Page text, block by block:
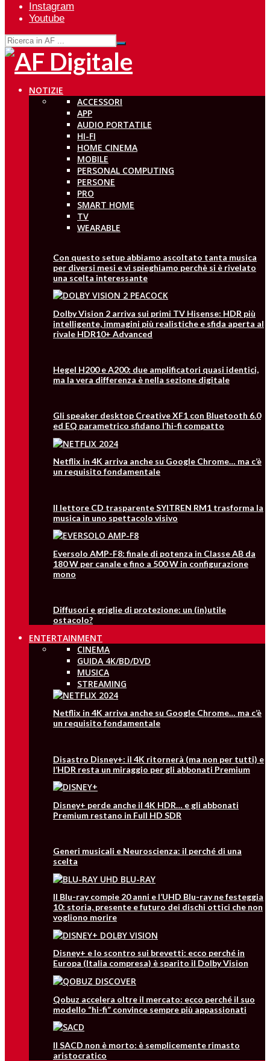
Instagram
Youtube
NOTIZIE
ACCESSORI
APP
AUDIO PORTATILE
HI-FI
HOME CINEMA
MOBILE
PERSONAL COMPUTING
PERSONE
PRO
SMART HOME
TV
WEARABLE
Con questo setup abbiamo ascoltato tanta musica
per diversi mesi e vi spieghiamo perchè si è rivelato
una scelta interessante
Dolby Vision 2 arriva sui primi TV Hisense: HDR più
intelligente, immagini più realistiche e sfida aperta al
rivale HDR10+ Advanced
Hegel H200 e A200: due amplificatori quasi identici,
ma la vera differenza è nella sezione digitale
Gli speaker desktop Creative XF1 con Bluetooth 6.0
ed EQ parametrico sfidano l’hi-fi compatto
Netflix in 4K arriva anche su Google Chrome… ma c’è
un requisito fondamentale
Il lettore CD trasparente SYITREN RM1 trasforma la
musica in uno spettacolo visivo
Eversolo AMP-F8: finale di potenza in Classe AB da
180 W per canale e fino a 500 W in configurazione
mono
Diffusori e griglie di protezione: un (in)utile
ostacolo?
ENTERTAINMENT
CINEMA
GUIDA 4K/BD/DVD
MUSICA
STREAMING
Netflix in 4K arriva anche su Google Chrome… ma c’è
un requisito fondamentale
Disastro Disney+: il 4K ritornerà (ma non per tutti) e
l’HDR resta un miraggio per gli abbonati Premium
Disney+ perde anche il 4K HDR… e gli abbonati
Premium restano in Full HD SDR
Generi musicali e Neuroscienza: il perché di una
scelta
Il Blu-ray compie 20 anni e l’UHD Blu-ray ne festeggia
10: storia, presente e futuro dei dischi ottici che non
vogliono morire
Disney+ e lo scontro sui brevetti: ecco perché in
Europa (Italia compresa) è sparito il Dolby Vision
Qobuz accelera oltre il mercato: ecco perché il suo
modello “hi-fi” convince sempre più appassionati
Il SACD non è morto: è semplicemente rimasto
aristocratico